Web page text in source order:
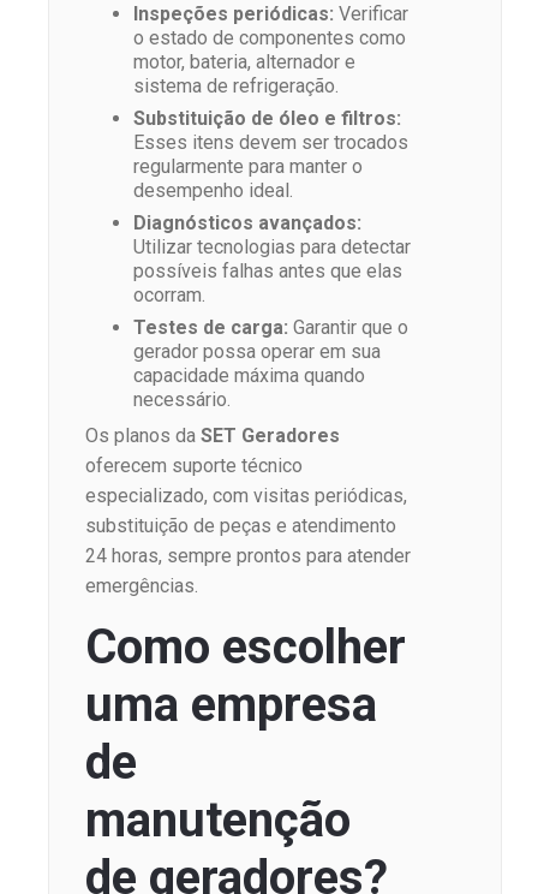
Inspeções periódicas: Verificar
o estado de componentes como
motor, bateria, alternador e
sistema de refrigeração.
Substituição de óleo e filtros:
Esses itens devem ser trocados
regularmente para manter o
desempenho ideal.
Diagnósticos avançados:
Utilizar tecnologias para detectar
possíveis falhas antes que elas
ocorram.
Testes de carga: Garantir que o
gerador possa operar em sua
capacidade máxima quando
necessário.
Os planos da SET Geradores
oferecem suporte técnico
especializado, com visitas periódicas,
substituição de peças e atendimento
24 horas, sempre prontos para atender
emergências.
Como escolher
uma empresa
de
manutenção
de geradores?